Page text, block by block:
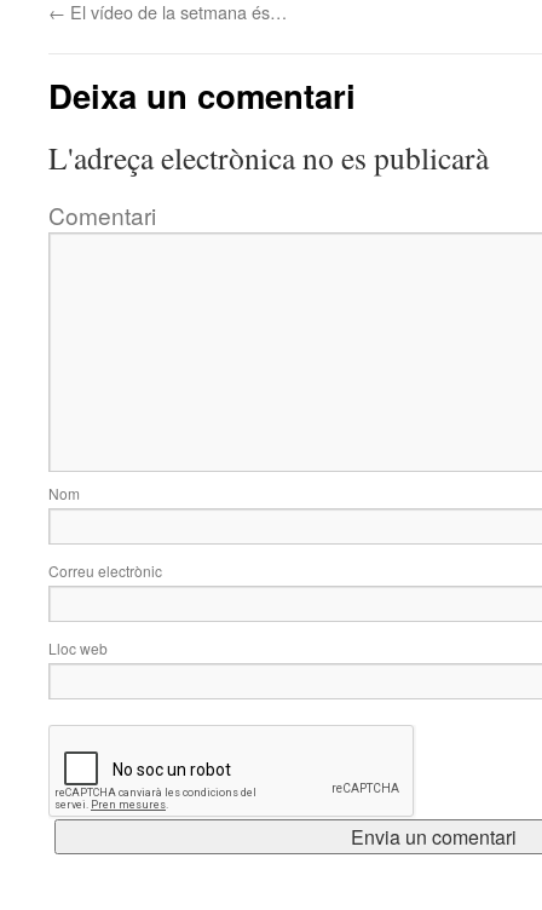
← El vídeo de la setmana és…
Deixa un comentari
L'adreça electrònica no es publicarà
Comentari
Nom
Correu electrònic
Lloc web